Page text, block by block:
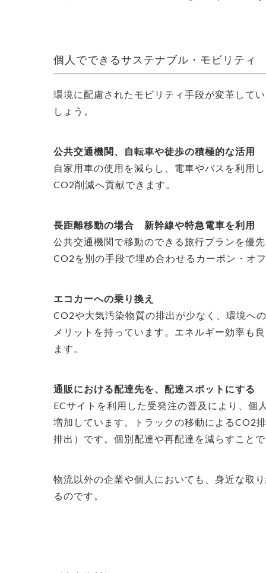
個人でできるサステナブル・モビリティ
環境に配慮されたモビリティ手段が変革して
しょう。
公共交通機関、自転車や徒歩の積極的な活用
自家用車の使用を減らし、電車やバスを利用
CO2削減へ貢献できます。
長距離移動の場合 新幹線や特急電車を利用
公共交通機関で移動のできる旅行プランを優
CO2を別の手段で埋め合わせるカーボン・オ
エコカーへの乗り換え
CO2や大気汚染物質の排出が少なく、環境へ
メリットを持っています。エネルギー効率も
ます。
通販における配達先を、配達スポットにする
ECサイトを利用した受発注の普及により、個
増加しています。トラックの移動によるCO2
排出）です。個別配達や再配達を減らすこと
物流以外の企業や個人 においても、身近な取
るのです。